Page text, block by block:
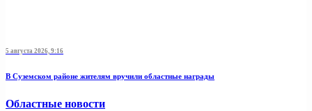
5 августа 2026, 9:16
В Суземском районе жителям вручили областные награды
Областные новости